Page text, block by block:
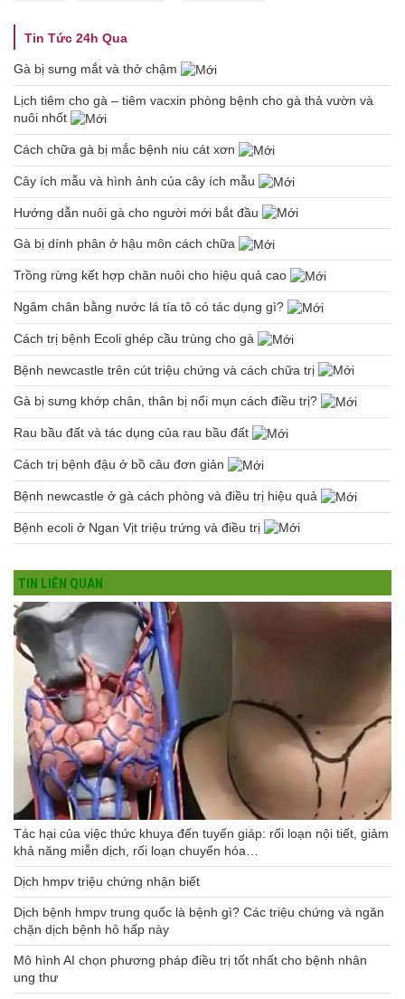
Tin Tức 24h Qua
Gà bị sưng mắt và thở chậm
Lịch tiêm cho gà – tiêm vacxin phòng bệnh cho gà thả vườn và
nuôi nhốt
Cách chữa gà bị mắc bệnh niu cát xơn
Cây ích mẫu và hình ảnh của cây ích mẫu
Hướng dẫn nuôi gà cho người mới bắt đầu
Gà bị dính phân ở hậu môn cách chữa
Trồng rừng kết hợp chăn nuôi cho hiệu quả cao
Ngâm chân bằng nước lá tía tô có tác dụng gì?
Cách trị bệnh Ecoli ghép cầu trùng cho gà
Bệnh newcastle trên cút triệu chứng và cách chữa trị
Gà bị sưng khớp chân, thân bị nổi mụn cách điều trị?
Rau bầu đất và tác dụng của rau bầu đất
Cách trị bệnh đậu ở bồ câu đơn giản
Bệnh newcastle ở gà cách phòng và điều trị hiệu quả
Bệnh ecoli ở Ngan Vịt triệu trứng và điều trị
TIN LIÊN QUAN
Tác hại của việc thức khuya đến tuyến giáp: rối loạn nội tiết, giảm
khả năng miễn dịch, rối loạn chuyển hóa…
Dịch hmpv triệu chứng nhận biết
Dịch bệnh hmpv trung quốc là bệnh gì? Các triệu chứng và ngăn
chặn dịch bệnh hô hấp này
Mô hình AI chọn phương pháp điều trị tốt nhất cho bệnh nhân
ung thư